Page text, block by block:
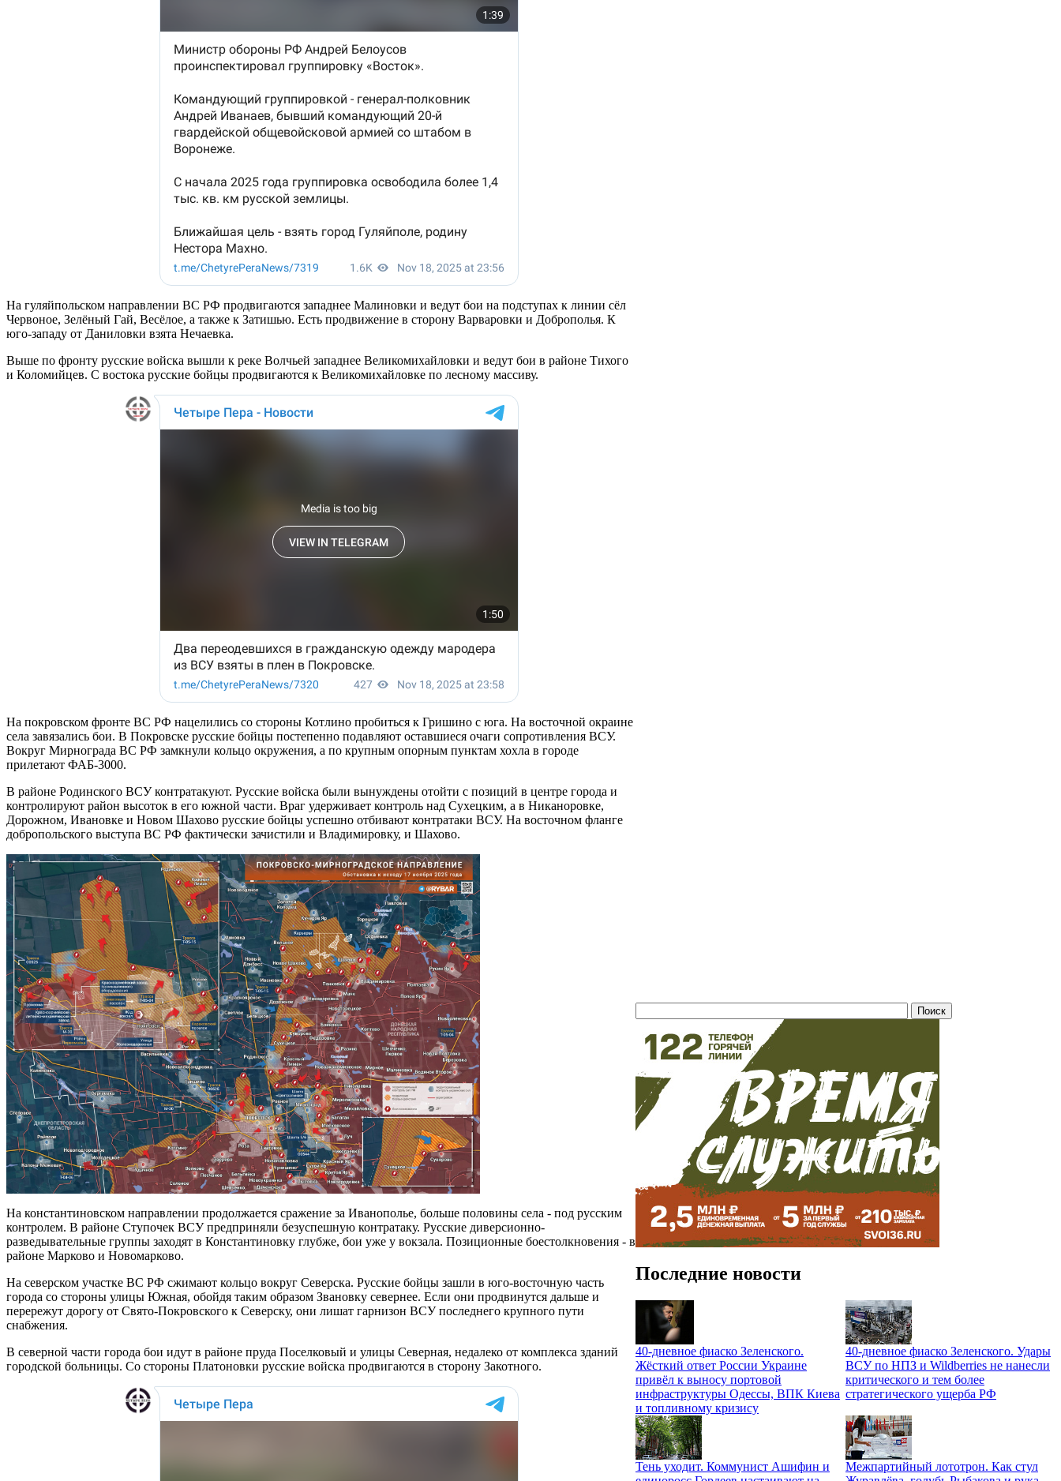
На гуляйпольском направлении ВС РФ продвигаются западнее Малиновки и ведут бои на подступах к линии сёл
Червоное, Зелёный Гай, Весёлое, а также к Затишью. Есть продвижение в сторону Варваровки и Доброполья. К
юго-западу от Даниловки взята Нечаевка.
Выше по фронту русские войска вышли к реке Волчьей западнее Великомихайловки и ведут бои в районе Тихого
и Коломийцев. С востока русские бойцы продвигаются к Великомихайловке по лесному массиву.
На покровском фронте ВС РФ нацелились со стороны Котлино пробиться к Гришино с юга. На восточной окраине
села завязались бои. В Покровске русские бойцы постепенно подавляют оставшиеся очаги сопротивления ВСУ.
Вокруг Мирнограда ВС РФ замкнули кольцо окружения, а по крупным опорным пунктам хохла в городе
прилетают ФАБ-3000.
В районе Родинского ВСУ контратакуют. Русские войска были вынуждены отойти с позиций в центре города и
контролируют район высоток в его южной части. Враг удерживает контроль над Сухецким, а в Никаноровке,
Дорожном, Ивановке и Новом Шахово русские бойцы успешно отбивают контратаки ВСУ. На восточном фланге
добропольского выступа ВС РФ фактически зачистили и Владимировку, и Шахово.
На константиновском направлении продолжается сражение за Иванополье, больше половины села - под русским
контролем. В районе Ступочек ВСУ предприняли безуспешную контратаку. Русские диверсионно-
разведывательные группы заходят в Константиновку глубже, бои уже у вокзала. Позиционные боестолкновения - в
районе Марково и Новомарково.
На северском участке ВС РФ сжимают кольцо вокруг Северска. Русские бойцы зашли в юго-восточную часть
города со стороны улицы Южная, обойдя таким образом Звановку севернее. Если они продвинутся дальше и
перережут дорогу от Свято-Покровского к Северску, они лишат гарнизон ВСУ последнего крупного пути
снабжения.
В северной части города бои идут в районе пруда Поселковый и улицы Северная, недалеко от комплекса зданий
городской больницы. Со стороны Платоновки русские войска продвигаются в сторону Закотного.
Последние новости
40-дневное фиаско Зеленского.
Жёсткий ответ России Украине
привёл к выносу портовой
инфраструктуры Одессы, ВПК Киева
и топливному кризису
40-дневное фиаско Зеленского. Удары
ВСУ по НПЗ и Wildberries не нанесли
критического и тем более
стратегического ущерба РФ
Тень уходит. Коммунист Ашифин и
Межпартийный лототрон. Как стул